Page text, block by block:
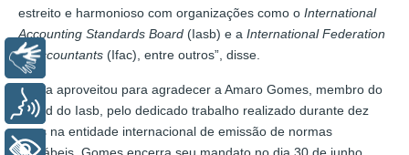
estreito e harmonioso com organizações como o International
Accounting Standards Board (Iasb) e a International Federation
of Accountants (Ifac), entre outros”, disse.
Breda aproveitou para agradecer a Amaro Gomes, membro do
Board do Iasb, pelo dedicado trabalho realizado durante dez
anos na entidade internacional de emissão de normas
contábeis. Gomes encerra seu mandato no dia 30 de junho
Libras
Voz
+ Acessibilidade